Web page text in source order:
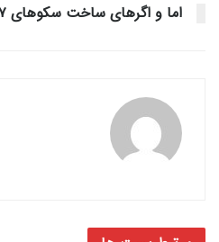
اما و اگرهای ساخت سکوهای ۷ هزار تنی